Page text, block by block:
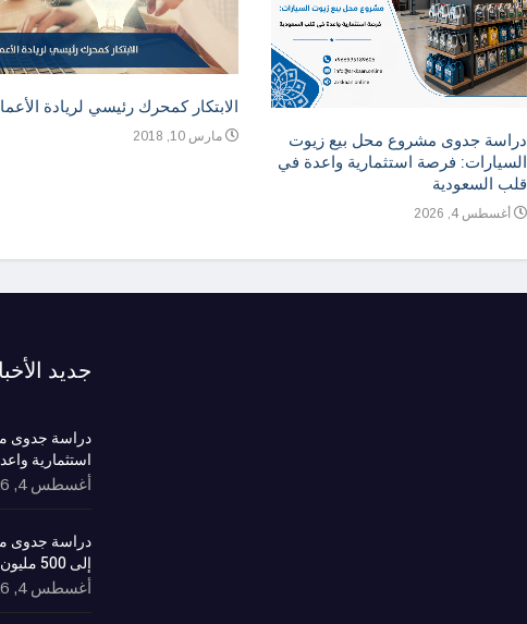
دراسة جدوى مشروع محل بيع زيوت
السيارات: فرصة استثمارية واعدة في
قلب السعودية
أغسطس 4, 2026
الابتكار كمحرك رئيسي لريادة
مارس 10, 2018
جديد
دراسة جدوى
استثمارية
أغسطس 4, 2026
دراسة جدوى
إلى 500 مليون ريال وعوائد مستدامة
أغسطس 4, 2026